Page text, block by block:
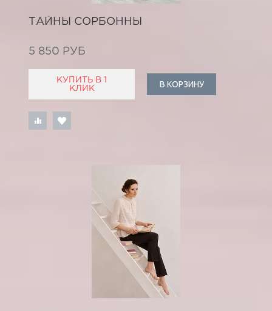
ТАЙНЫ СОРБОННЫ
5 850 РУБ
КУПИТЬ В 1
КЛИК
В КОРЗИНУ